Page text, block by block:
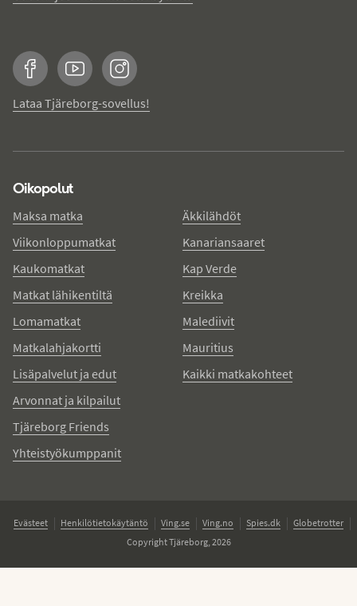
FacebookYouTubeInstagram
Lataa Tjäreborg-sovellus!
Oikopolut
Maksa matka
Viikonloppumatkat
Kaukomatkat
Matkat lähikentiltä
Lomamatkat
Matkalahjakortti
Lisäpalvelut ja edut
Arvonnat ja kilpailut
Tjäreborg Friends
Yhteistyökumppanit
Äkkilähdöt
Kanariansaaret
Kap Verde
Kreikka
Malediivit
Mauritius
Kaikki matkakohteet
Evästeet Henkilötietokäytäntö Ving.se Ving.no Spies.dk
Globetrotter
Copyright Tjäreborg, 2026